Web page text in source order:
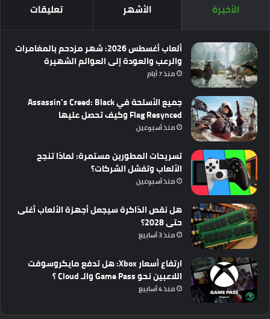
الأخيرة الأشهر تعليقات
ألعاب أغسطس 2026: شهر مزدحم بالمغامرات
والرعب والعودة إلى العوالم الشهيرة
منذ 7 أيام
جميع الأسلحة في Assassin’s Creed: Black
Flag Resynced وكيف تحصل عليها
منذ أسبوعين
تسريحات المطورين مستمرة: لماذا تنجح
الألعاب وتفشل الشركات؟
منذ أسبوعين
هل نقص الذاكرة سيجعل أجهزة الألعاب أغلى
حتى 2028؟
منذ 3 أسابيع
ارتفاع أسعار Xbox: هل تدفع مايكروسوفت
اللاعبين نحو Game Pass والـ Cloud ؟
منذ 4 أسابيع